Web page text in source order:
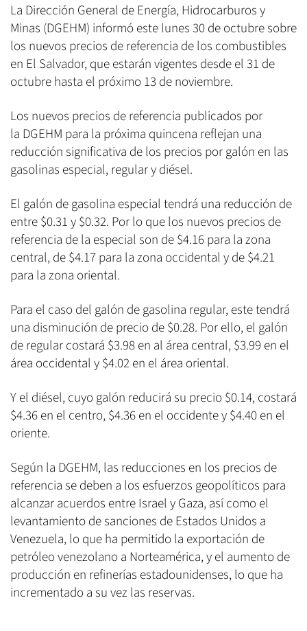
La Dirección General de Energía, Hidrocarburos y
Minas (DGEHM) informó este lunes 30 de octubre sobre
los nuevos precios de referencia de los combustibles
en El Salvador, que estarán vigentes desde el 31 de
octubre hasta el próximo 13 de noviembre.
Los nuevos precios de referencia publicados por
la DGEHM para la próxima quincena reflejan una
reducción significativa de los precios por galón en las
gasolinas especial, regular y diésel.
El galón de gasolina especial tendrá una reducción de
entre $0.31 y $0.32. Por lo que los nuevos precios de
referencia de la especial son de $4.16 para la zona
central, de $4.17 para la zona occidental y de $4.21
para la zona oriental.
Para el caso del galón de gasolina regular, este tendrá
una disminución de precio de $0.28. Por ello, el galón
de regular costará $3.98 en al área central, $3.99 en el
área occidental y $4.02 en el área oriental.
Y el diésel, cuyo galón reducirá su precio $0.14, costará
$4.36 en el centro, $4.36 en el occidente y $4.40 en el
oriente.
Según la DGEHM, las reducciones en los precios de
referencia se deben a los esfuerzos geopolíticos para
alcanzar acuerdos entre Israel y Gaza, así como el
levantamiento de sanciones de Estados Unidos a
Venezuela, lo que ha permitido la exportación de
petróleo venezolano a Norteamérica, y el aumento de
producción en refinerías estadounidenses, lo que ha
incrementado a su vez las reservas.